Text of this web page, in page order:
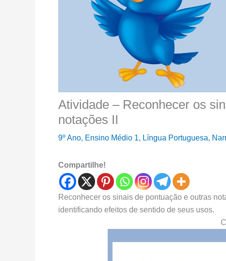
Atividade – Reconhecer os
notações II
9º Ano, Ensino Médio 1, Língua Portuguesa,
Compartilhe!
Reconhecer os sinais de pontuação e outras
identificando efeitos de sentido de seus usos.